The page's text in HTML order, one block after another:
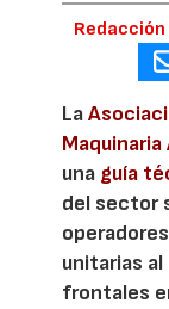
La
Maquinaria
una guía
del sector
unitarias
frontales